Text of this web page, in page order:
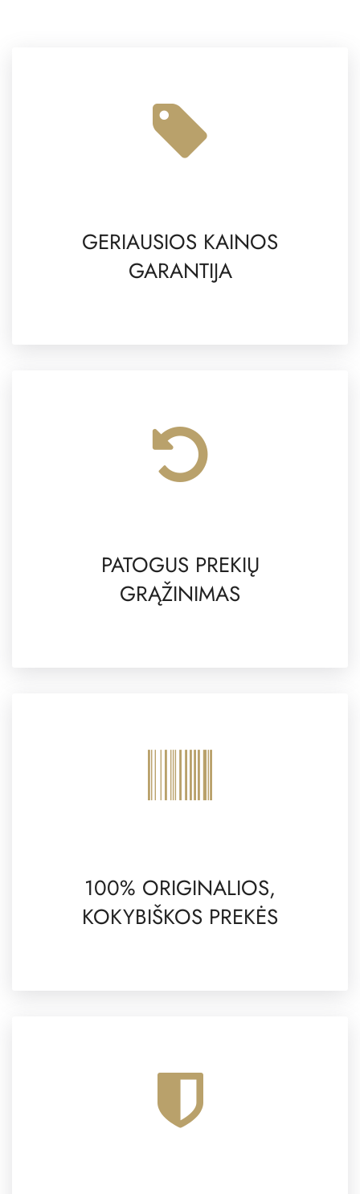
GERIAUSIOS KAINOS
GARANTIJA
PATOGUS PREKIŲ
GRĄŽINIMAS
100% ORIGINALIOS,
KOKYBIŠKOS PREKĖS